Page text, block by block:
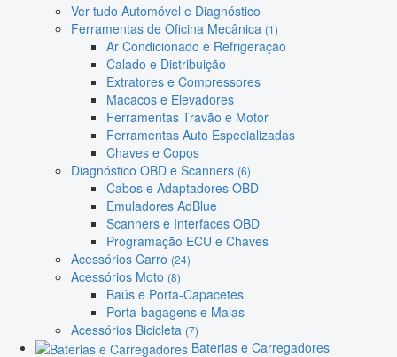
Ver tudo Automóvel e Diagnóstico
Ferramentas de Oficina Mecânica (1)
Ar Condicionado e Refrigeração
Calado e Distribuição
Extratores e Compressores
Macacos e Elevadores
Ferramentas Travão e Motor
Ferramentas Auto Especializadas
Chaves e Copos
Diagnóstico OBD e Scanners (6)
Cabos e Adaptadores OBD
Emuladores AdBlue
Scanners e Interfaces OBD
Programação ECU e Chaves
Acessórios Carro (24)
Acessórios Moto (8)
Baús e Porta-Capacetes
Porta-bagagens e Malas
Acessórios Bicicleta (7)
Baterias e Carregadores